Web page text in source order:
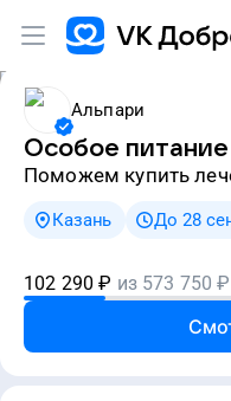
Альпари
Особое
Поможем купить
Казань До 28
102 290 ₽ из 573 750 ₽